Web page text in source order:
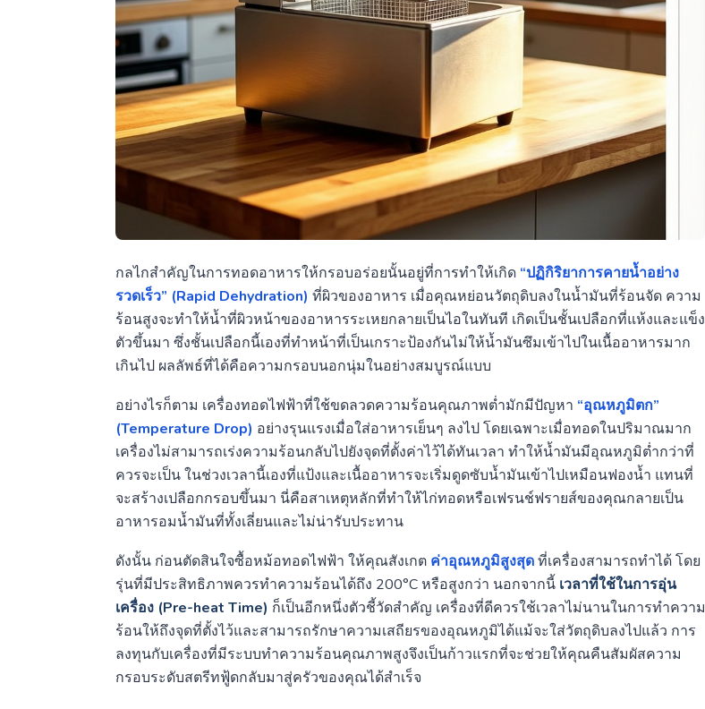
กลไกสำคัญในการทอดอาหารให้กรอบอร่อยนั้นอยู่ที่การทำให้เกิด “ปฏิกิริยาการคายน้ำอย่าง
รวดเร็ว” (Rapid Dehydration) ที่ผิวของอาหาร เมื่อคุณหย่อนวัตถุดิบลงในน้ำมันที่ร้อนจัด ความ
ร้อนสูงจะทำให้น้ำที่ผิวหน้าของอาหารระเหยกลายเป็นไอในทันที เกิดเป็นชั้นเปลือกที่แห้งและแข็ง
ตัวขึ้นมา ซึ่งชั้นเปลือกนี้เองที่ทำหน้าที่เป็นเกราะป้องกันไม่ให้น้ำมันซึมเข้าไปในเนื้ออาหารมาก
เกินไป ผลลัพธ์ที่ได้คือความกรอบนอกนุ่มในอย่างสมบูรณ์แบบ
อย่างไรก็ตาม เครื่องทอดไฟฟ้าที่ใช้ขดลวดความร้อนคุณภาพต่ำมักมีปัญหา “อุณหภูมิตก”
(Temperature Drop) อย่างรุนแรงเมื่อใส่อาหารเย็นๆ ลงไป โดยเฉพาะเมื่อทอดในปริมาณมาก
เครื่องไม่สามารถเร่งความร้อนกลับไปยังจุดที่ตั้งค่าไว้ได้ทันเวลา ทำให้น้ำมันมีอุณหภูมิต่ำกว่าที่
ควรจะเป็น ในช่วงเวลานี้เองที่แป้งและเนื้ออาหารจะเริ่มดูดซับน้ำมันเข้าไปเหมือนฟองน้ำ แทนที่
จะสร้างเปลือกกรอบขึ้นมา นี่คือสาเหตุหลักที่ทำให้ไก่ทอดหรือเฟรนช์ฟรายส์ของคุณกลายเป็น
อาหารอมน้ำมันที่ทั้งเลี่ยนและไม่น่ารับประทาน
ดังนั้น ก่อนตัดสินใจซื้อหม้อทอดไฟฟ้า ให้คุณสังเกต ค่าอุณหภูมิสูงสุดที่เครื่องสามารถทำได้ โดย
รุ่นที่มีประสิทธิภาพควรทำความร้อนได้ถึง 200°C หรือสูงกว่า นอกจากนี้ เวลาที่ใช้ในการอุ่น
เครื่อง (Pre-heat Time) ก็เป็นอีกหนึ่งตัวชี้วัดสำคัญ เครื่องที่ดีควรใช้เวลาไม่นานในการทำความ
ร้อนให้ถึงจุดที่ตั้งไว้และสามารถรักษาความเสถียรของอุณหภูมิได้แม้จะใส่วัตถุดิบลงไปแล้ว การ
ลงทุนกับเครื่องที่มีระบบทำความร้อนคุณภาพสูงจึงเป็นก้าวแรกที่จะช่วยให้คุณคืนสัมผัสความ
กรอบระดับสตรีทฟู้ดกลับมาสู่ครัวของคุณได้สำเร็จ